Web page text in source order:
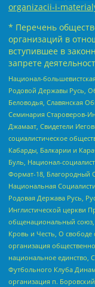
organizacii-i-
* Перечень
организаций в
вступившее в
запрете
Национал-
Родовой Державы Русь,
Беловодья, Славянская
Семинария Староверов-
Джамаат, Свидетели
социалистическое
Кабарды, Балкарии и
Буль, Национал-
Формат-18, Благородный
Национальная
Родовая Держава Русь,
Инглистической церкви
общенациональный
Кровь и Честь, О
организация
национальное единство,
Футбольного Клуба
организация п.